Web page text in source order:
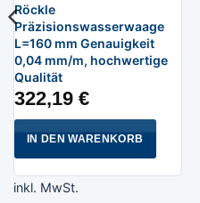
Röckle
Präzisionswasserwaage
L=160 mm Genauigkeit
0,04 mm/m, hochwertige
Qualität
322,19 €
IN DEN WARENKORB
inkl. MwSt.